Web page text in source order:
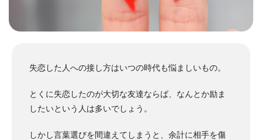
失恋した人への接し方はいつの時代も悩ましいもの。
とくに失恋したのが大切な友達ならば、なんとか励ま
したいという人は多いでしょう。
しかし言葉選びを間違えてしまうと、余計に相手を傷